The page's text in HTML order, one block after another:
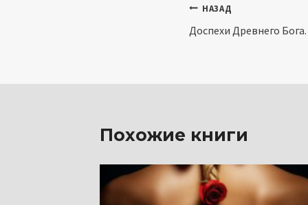
Навигация
по
НАЗАД
Доспехи Древнего
Похожие книги